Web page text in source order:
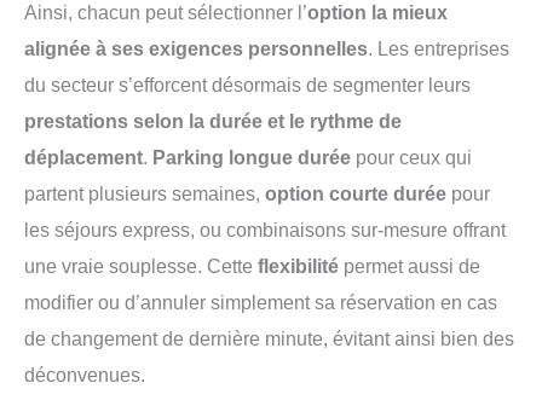
Ainsi, chacun peut sélectionner l’option la mieux
alignée à ses exigences personnelles. Les entreprises
du secteur s’efforcent désormais de segmenter leurs
prestations selon la durée et le rythme de
déplacement. Parking longue durée pour ceux qui
partent plusieurs semaines, option courte durée pour
les séjours express, ou combinaisons sur-mesure offrant
une vraie souplesse. Cette flexibilité permet aussi de
modifier ou d’annuler simplement sa réservation en cas
de changement de dernière minute, évitant ainsi bien des
déconvenues.